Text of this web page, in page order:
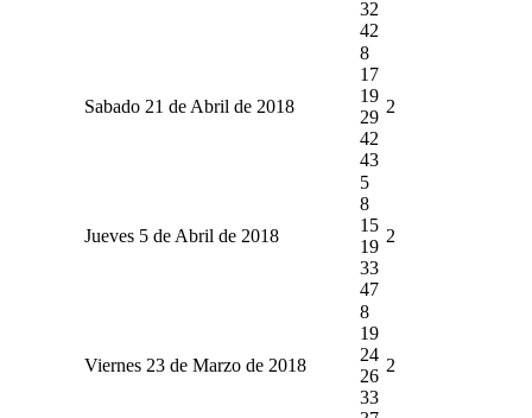
32
42
Sabado 21 de Abril de 2018
8
17
19
29
42
43
2
Jueves 5 de Abril de 2018
5
8
15
19
33
47
2
Viernes 23 de Marzo de 2018
8
19
24
26
33
2